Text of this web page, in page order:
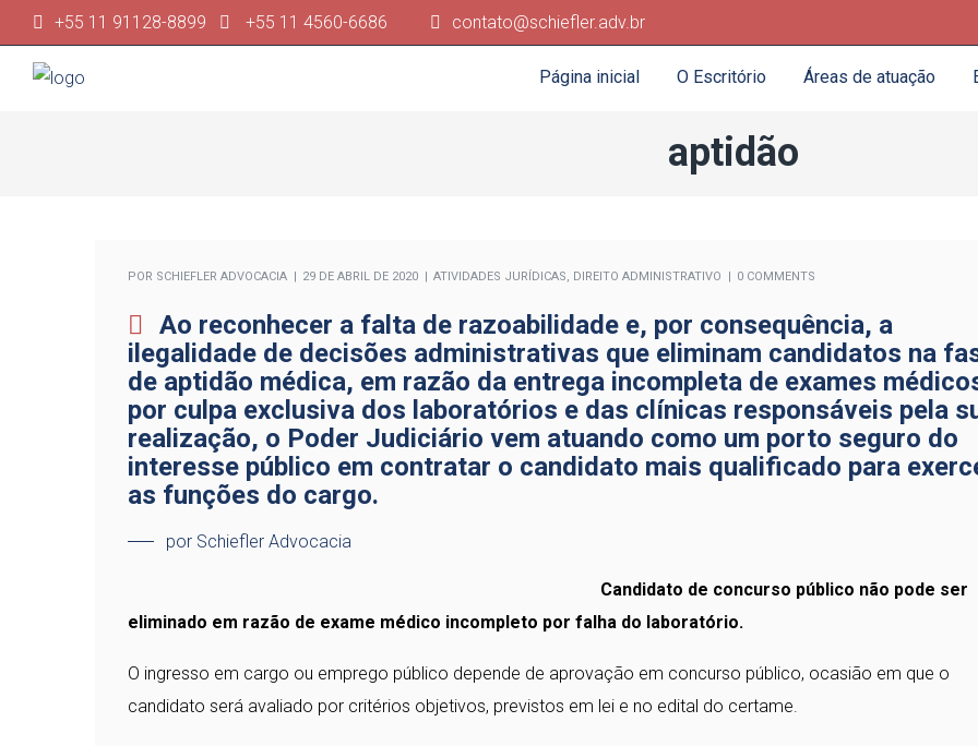
+55 11 91128-8899 +55 11 4560-6686 contato@schiefler.adv.br
Página inicial O Escritório Áreas de atuação
aptidão
POR SCHIEFLER ADVOCACIA 29 DE ABRIL DE 2020 ATIVIDADES JURÍDICAS, DIREITO ADMINISTRATIVO 0 COMMENTS
Ao reconhecer a falta de razoabilidade e, por consequência, a
ilegalidade de decisões administrativas que eliminam candidatos na
de aptidão médica, em razão da entrega incompleta de exames
por culpa exclusiva dos laboratórios e das clínicas responsáveis pela
realização, o Poder Judiciário vem atuando como um porto seguro do
interesse público em contratar o candidato mais qualificado para
as funções do cargo.
por Schiefler Advocacia
Candidato de concurso público não pode ser
eliminado em razão de exame médico incompleto por falha do laboratório.
O ingresso em cargo ou emprego público depende de aprovação em concurso público, ocasião em que o
candidato será avaliado por critérios objetivos, previstos em lei e no edital do certame.